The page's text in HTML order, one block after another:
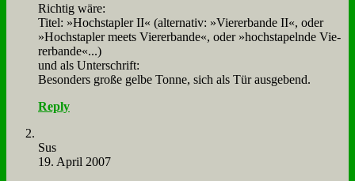
Rich­tig wä­re:
Ti­tel: »Hoch­stap­ler II« (al­ter­na­tiv: »Vie­rer­ban­de II«, oder
»Hoch­stap­ler meets Vie­rer­ban­de«, oder »hoch­sta­peln­de Vie­
rer­ban­de«...)
und als Un­ter­schrift:
Be­son­ders gro­ße gel­be Ton­ne, sich als Tür aus­ge­bend.
Reply
Sus
19. April 2007